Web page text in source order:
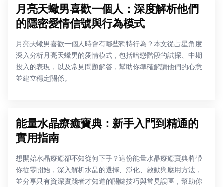
月亮天蠍男喜歡一個人：深度解析他們
的隱密愛情信號與行為模式
月亮天蠍男喜歡一個人時會有哪些獨特行為？本文從占星角度
深入分析月亮天蠍男的愛情模式，包括暗戀階段的試探、中期
投入的表現，以及常見問題解答，幫助你準確解讀他們的心意
並建立穩定關係。
能量水晶療癒寶典：新手入門到精通的
實用指南
想開始水晶療癒卻不知從何下手？這份能量水晶療癒寶典將帶
你從零開始，深入解析水晶的選擇、淨化、啟動與應用方法，
並分享只有資深實踐者才知道的關鍵技巧與常見誤區，幫助你